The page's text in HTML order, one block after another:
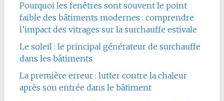
Pourquoi les fenêtres sont souvent le point
faible des bâtiments modernes : comprendre
l’impact des vitrages sur la surchauffe estivale
Le soleil : le principal générateur de surchauffe
dans les bâtiments
La première erreur : lutter contre la chaleur
après son entrée dans le bâtiment